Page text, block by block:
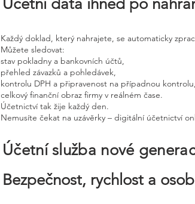
Účetní data ihned po
Každý doklad, který nahrajete, se automaticky
Můžete sledovat:
stav pokladny a bankovních účtů,
přehled závazků a pohledávek,
kontrolu DPH a připravenost na případnou kontrolu,
celkový finanční obraz firmy v reálném čase.
Účetnictví tak žije každý den.
Nemusíte čekat na uzávěrky – digitální účetnictví
Účetní služba nové
Bezpečnost, rychlost a